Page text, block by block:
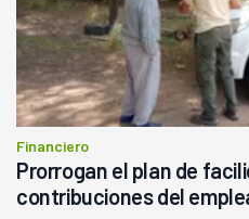
Financiero
Prorrogan el plan de
contribuciones del